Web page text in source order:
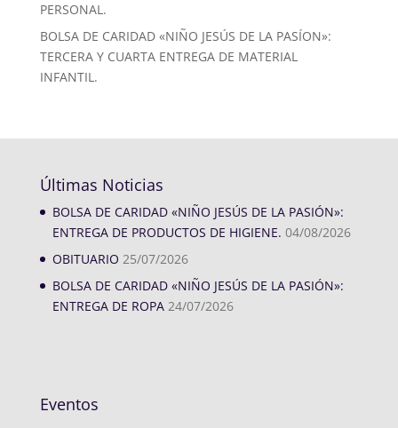
PERSONAL.
BOLSA DE CARIDAD «NIÑO JESÚS DE LA PASÍON»:
TERCERA Y CUARTA ENTREGA DE MATERIAL
INFANTIL.
Últimas Noticias
BOLSA DE CARIDAD «NIÑO JESÚS DE LA PASIÓN»:
ENTREGA DE PRODUCTOS DE HIGIENE. 04/08/2026
OBITUARIO 25/07/2026
BOLSA DE CARIDAD «NIÑO JESÚS DE LA PASIÓN»:
ENTREGA DE ROPA 24/07/2026
Eventos